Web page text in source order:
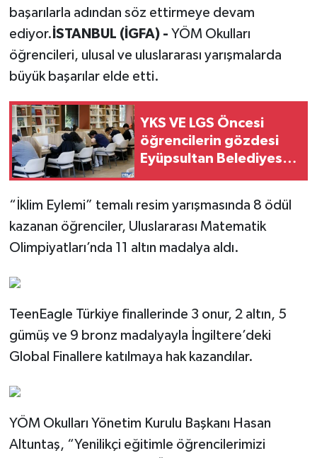
başarılarla adından söz ettirmeye devam
ediyor. İSTANBUL (İGFA) - YÖM Okulları
öğrencileri, ulusal ve uluslararası yarışmalarda
büyük başarılar elde etti.
YKS VE LGS Öncesi
öğrencilerin gözdesi
Eyüpsultan Belediyesi
“İklim Eylemi” temalı resim yarışmasında 8 ödül
kazanan öğrenciler, Uluslararası Matematik
Olimpiyatları’nda 11 altın madalya aldı.
TeenEagle Türkiye finallerinde 3 onur, 2 altın, 5
gümüş ve 9 bronz madalyayla İngiltere’deki
Global Finallere katılmaya hak kazandılar.
YÖM Okulları Yönetim Kurulu Başkanı Hasan
Altuntaş, “Yenilikçi eğitimle öğrencilerimizi